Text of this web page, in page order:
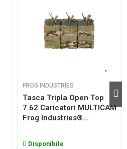
FROG INDUSTRIES
Tasca Tripla Open Top
7.62 Caricatori MULTICAM
Frog Industries®...
Disponibile